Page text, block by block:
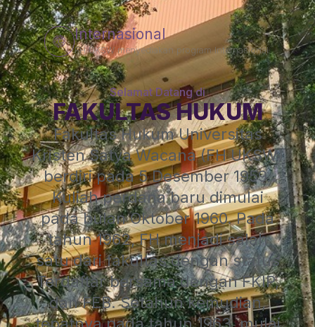
Internasional
FH UKSW menyediakan program Internasional
Selamat Datang di
FAKULTAS HUKUM
Fakultas Hukum Universitas
Kristen Satya Wacana (FH UKSW)
berdiri pada 5 Desember 1959.
Kuliah perdana baru dimulai
pada bulan Oktober 1960. Pada
tahun 1962, FH menjadi salah
satu dari fakultas dengan status
Terdaftar bersama dengan FKIP,
dan FEB. Setahun kemudian,